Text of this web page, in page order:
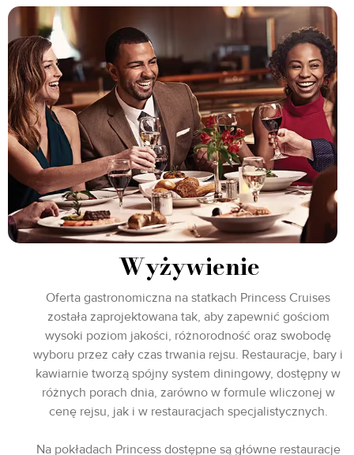
Wyżywienie
Oferta gastronomiczna na statkach Princess Cruises
została zaprojektowana tak, aby zapewnić gościom
wysoki poziom jakości, różnorodność oraz swobodę
wyboru przez cały czas trwania rejsu. Restauracje, bary i
kawiarnie tworzą spójny system diningowy, dostępny w
różnych porach dnia, zarówno w formule wliczonej w
cenę rejsu, jak i w restauracjach specjalistycznych.
Na pokładach Princess dostępne są główne restauracje